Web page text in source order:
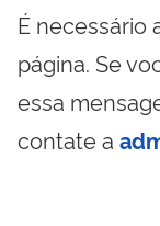
É necessário
página. Se
essa
contate a